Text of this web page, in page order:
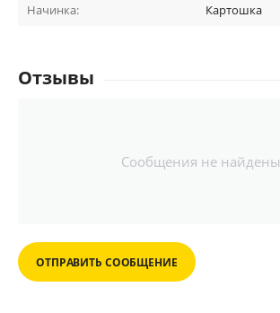
Начинка:
Картошка
Отзывы
Сообщения не найдены
ОТПРАВИТЬ СООБЩЕНИЕ